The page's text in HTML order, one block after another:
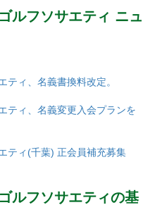
整えて皆様のお越しをお
合、圏央道「茂原長南
IC」より24.0km
ら「特急わかしお」の
茂原駅よりクラブバス
ができるロケーションが
ルフソサエティ ニュ
ティ、名義書換料改定。
ティ、名義変更入会プランを
ティ(千葉) 正会員補充募集
ルフソサエティの基